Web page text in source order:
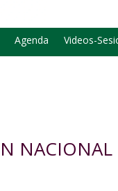
Agenda Videos-
NACIONAL